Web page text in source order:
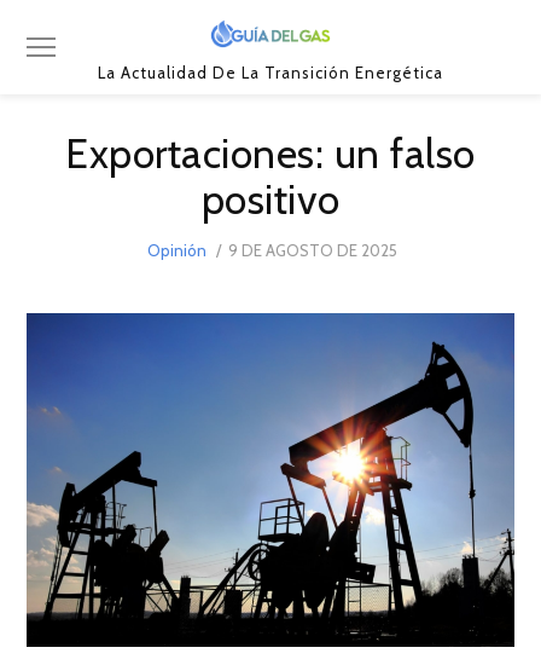
La Actualidad De La Transición Energética
Exportaciones: un falso
positivo
Opinión
POSTED
9 DE AGOSTO DE 2025
2025